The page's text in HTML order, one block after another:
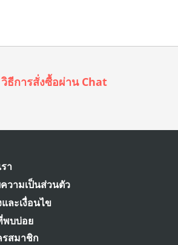
วิธีการสั่งซื้อผ่าน Chat
า
วามเป็นส่วนตัว
ละเงื่อนไข
พบบ่อย
สมาชิก